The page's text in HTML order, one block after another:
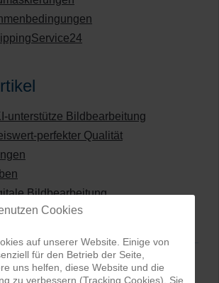
unterstütze Bildbearbeitung
perfekter Qualität
Bildbearbeitung
Cookies
auf unserer Website. Einige von
für den Betrieb der Seite,
uns helfen, diese Website und die
zu verbessern (Tracking Cookies). Sie